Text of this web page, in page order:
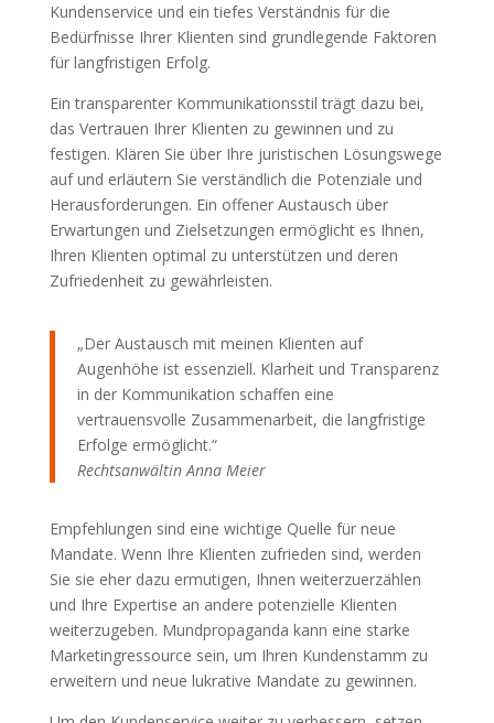
Kundenservice und ein tiefes Verständnis für die
Bedürfnisse Ihrer Klienten sind grundlegende Faktoren
für langfristigen Erfolg.
Ein transparenter Kommunikationsstil trägt dazu bei,
das Vertrauen Ihrer Klienten zu gewinnen und zu
festigen. Klären Sie über Ihre juristischen Lösungswege
auf und erläutern Sie verständlich die Potenziale und
Herausforderungen. Ein offener Austausch über
Erwartungen und Zielsetzungen ermöglicht es Ihnen,
Ihren Klienten optimal zu unterstützen und deren
Zufriedenheit zu gewährleisten.
„Der Austausch mit meinen Klienten auf
Augenhöhe ist essenziell. Klarheit und Transparenz
in der Kommunikation schaffen eine
vertrauensvolle Zusammenarbeit, die langfristige
Erfolge ermöglicht.“
Rechtsanwältin Anna Meier
Empfehlungen sind eine wichtige Quelle für neue
Mandate. Wenn Ihre Klienten zufrieden sind, werden
Sie sie eher dazu ermutigen, Ihnen weiterzuerzählen
und Ihre Expertise an andere potenzielle Klienten
weiterzugeben. Mundpropaganda kann eine starke
Marketingressource sein, um Ihren Kundenstamm zu
erweitern und neue lukrative Mandate zu gewinnen.